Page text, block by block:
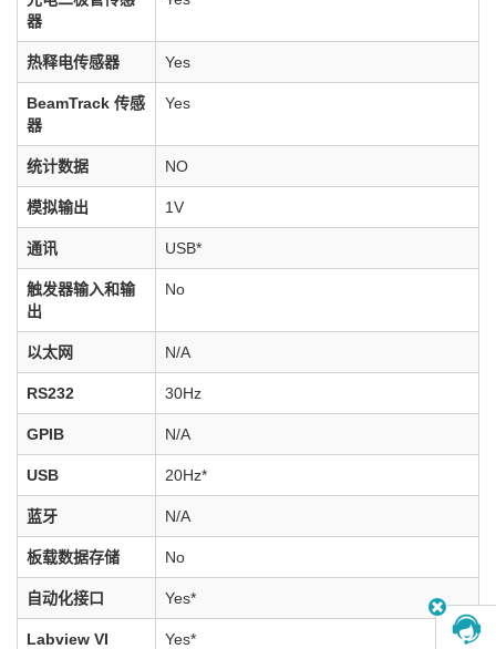
器
热释电传感器 Yes
BeamTrack 传感
器
Yes
统计数据 NO
模拟输出 1V
通讯 USB*
触发器输入和输
出
No
以太网 N/A
RS232 30Hz
GPIB N/A
USB 20Hz*
蓝牙 N/A
板载数据存储 No
自动化接口 Yes*
Labview VI Yes*